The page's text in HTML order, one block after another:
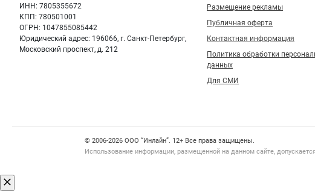
ИНН: 7805355672
КПП: 780501001
ОГРН: 1047855085442
Юридический адрес: 196066, г. Санкт-Петербург,
Московский проспект, д. 212
Размещение рекламы
Публичная оферта
Контактная информация
Политика обработки
данных
Для СМИ
Счетчики, авторское право, логотипы
© 2006‑2026 ООО “Инлайн”. 12+ Все права защищены.
Использование информации, размещенной на данном сайте,